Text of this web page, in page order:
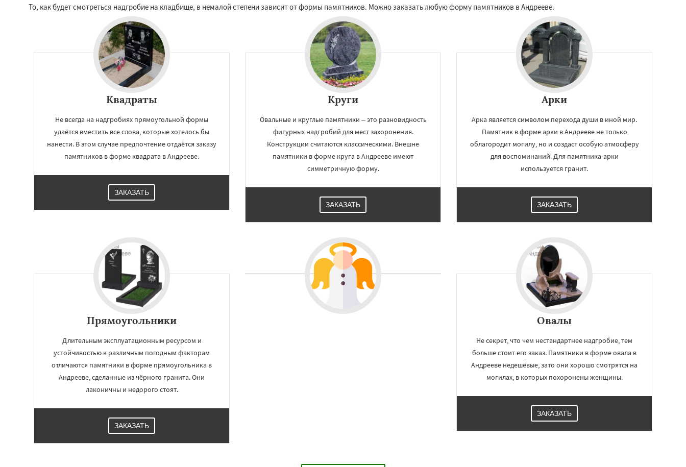
Лесной Лесной Городок Лопатино
Северный
То, как будет смотреться надгробие на кладбище, в немалой степени зависит от формы памятников. Можно заказать любую форму памятников в Андрееве.
Квадраты
Не всегда на надгробиях прямоугольной формы
удаётся вместить все слова, которые хотелось бы
нанести. В этом случае предпочтение отдаётся заказу
памятников в форме квадрата в Андрееве.
ЗАКАЗАТЬ
Круги
Овальные и круглые памятники – это разновидность
фигурных надгробий для мест захоронения.
Конструкции считаются классическими. Внешне
памятники в форме круга в Андрееве имеют
симметричную форму.
ЗАКАЗАТЬ
Арки
Арка является символом перехода души в иной мир.
Памятник в форме арки в Андрееве не только
облагородит могилу, но и создаст особую атмосферу
для воспоминаний. Для памятника-арки
используется гранит.
ЗАКАЗАТЬ
Прямоугольники
Длительным эксплуатационным ресурсом и
устойчивостью к различным погодным факторам
отличаются памятники в форме прямоугольника в
Андрееве, сделанные из чёрного гранита. Они
лаконичны и недорого стоят.
ЗАКАЗАТЬ
Овалы
Не секрет, что чем нестандартнее надгробие, тем
больше стоит его заказ. Памятники в форме овала в
Андрееве недешёвые, зато они хорошо смотрятся на
могилах, в которых похоронены женщины.
ЗАКАЗАТЬ
Даю согласие на обработку персональных данных